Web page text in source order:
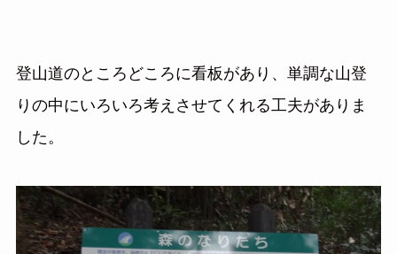
登山道のところどころに看板があり、単調な山登
りの中にいろいろ考えさせてくれる工夫がありま
した。